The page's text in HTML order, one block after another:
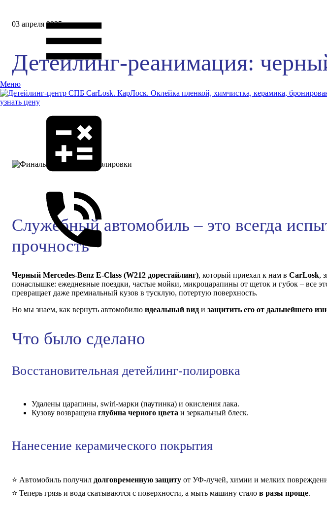
Меню
узнать цену
03 апреля 2025
Детейлинг-реанимация:
Служебный автомобиль – это всегда
прочность
Черный Mercedes-Benz E-Class (W212 дорестайлинг), который приехал к нам в CarLosk,
понаслышке: ежедневные поездки, частые мойки, микроцарапины от щеток и губок – все
превращает даже премиальный кузов в тусклую, потертую поверхность.
Но мы знаем, как вернуть автомобилю идеальный вид и защитить его от дальнейшего
Что было сделано
Восстановительная детейлинг-полировка
Удалены царапины, swirl-марки (паутинка) и окисления лака.
Кузову возвращена глубина черного цвета и зеркальный блеск.
Нанесение керамического покрытия
⭐️ Автомобиль получил долговременную защиту от УФ-лучей, химии и мелких
⭐️ Теперь грязь и вода скатываются с поверхности, а мыть машину стало в разы проще.